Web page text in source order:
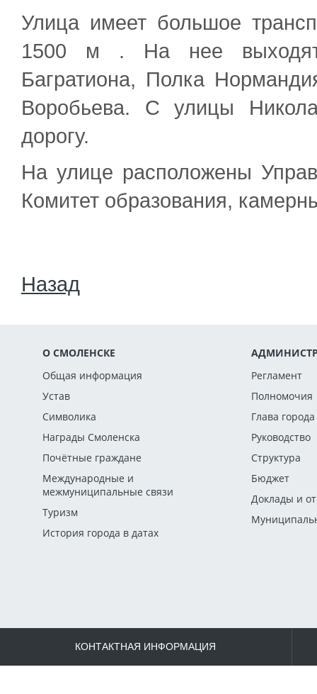
Улица имеет большое
1500 м . На нее выходят
Багратиона, Полка
Воробьева. С улицы
дорогу.
На улице расположены
Комитет образования,
Назад
О СМОЛЕНСКЕ
Общая информация
Устав
Символика
Награды Смоленска
Почётные граждане
Международные и
межмуниципальные связи
Туризм
История города в датах
Регламент
Полномочия
Глава города
Руководство
Структура
Бюджет
Доклады и
КОНТАКТНАЯ ИНФОРМАЦИЯ